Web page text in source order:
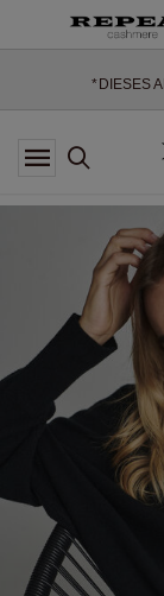
*DIESES
WEICHE NEUE